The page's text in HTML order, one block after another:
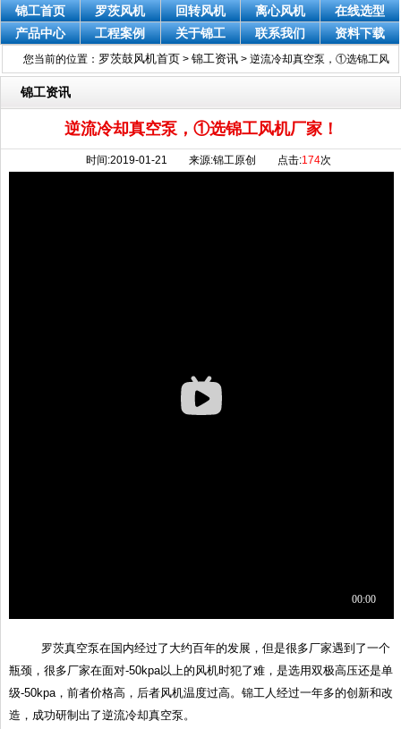
锦工首页 罗茨风机 回转风机 离心风机
在线选型
产品中心
工程案例 关于锦工 联系我们 资料下载
您当前的位置： 罗茨鼓风机首页 > 锦工资讯 >逆流冷却真空泵，①选锦工风
机厂家！
锦工资讯
逆流冷却真空泵，①选锦工风机厂家！
时间:2019-01-21 来源:锦工原创 点击:174次
罗茨真空泵在国内经过了大约百年的发展，但是很多厂家遇到了一个
瓶颈，很多厂家在面对-50kpa以上的风机时犯了难，是选用双极高压还是单
级-50kpa，前者价格高，后者风机温度过高。锦工人经过一年多的创新和改
造，成功研制出了逆流冷却真空泵。